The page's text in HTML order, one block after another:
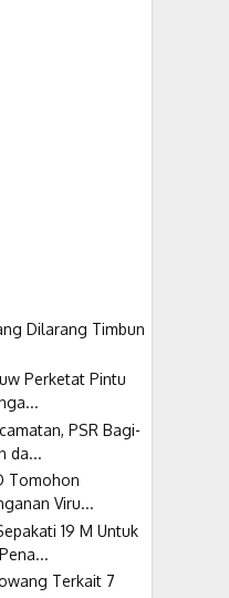
Dilarang Timbun
Perketat Pintu
PSR Bagi-
da...
Tomohon
Viru...
19 M Untuk
Terkait 7